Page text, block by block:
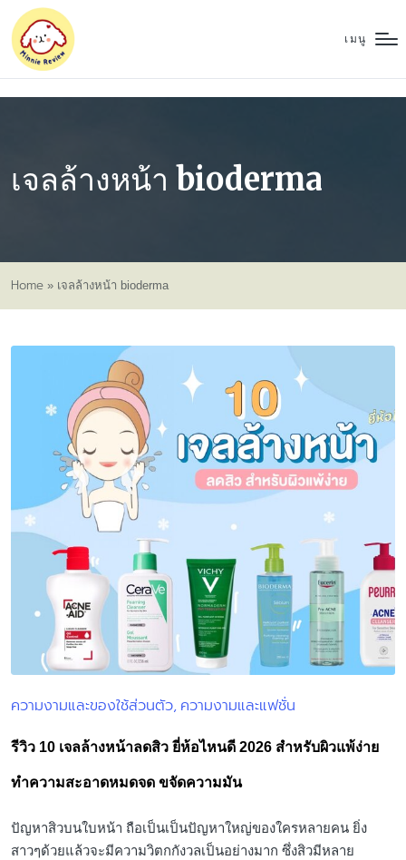
เมนู
เจลล้างหน้า bioderma
Home » เจลล้างหน้า bioderma
Posted
ความงามและของใช้ส่วนตัว ความงามและแฟชั่น
รีวิว 10 เจลล้างหน้าลดสิว ยี่ห้อไหนดี 2026 สำหรับผิวแพ้ง่าย
ทำความสะอาดหมดจด ขจัดความมัน
ปัญหาสิวบนใบหน้า ถือเป็นเป็นปัญหาใหญ่ของใครหลายคน ยิ่ง
สาวๆด้วยแล้วจะมีความวิตกกังวลเป็นอย่างมาก ซึ่งสิวมีหลาย